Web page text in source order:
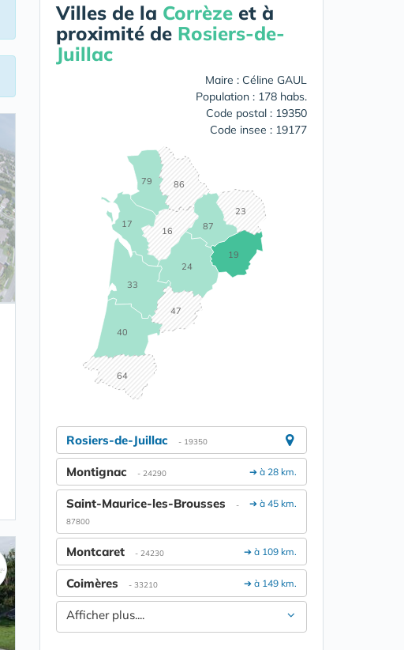
Villes de la Corrèze et à
proximité de Rosiers-de-
Juillac
Maire : Céline GAUL
Population : 178 habs.
Code postal : 19350
Code insee : 19177
16
17
19
23
24
33
40
47
64
79 86
87
Rosiers-de-Juillac - 19350
➔ à 28 km.
Montignac - 24290
➔ à 45 km.
Saint-Maurice-les-Brousses
-
87800
➔ à 109 km.
Montcaret - 24230
➔ à 149 km.
Coimères - 33210
Afficher plus....